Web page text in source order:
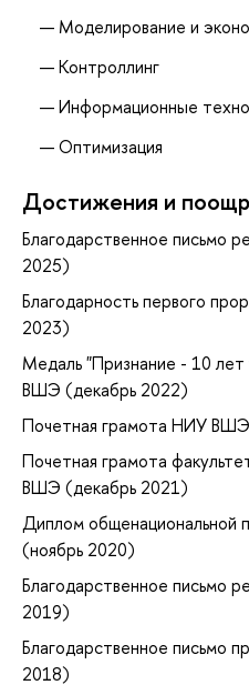
Моделирование и
Контроллинг
Информационные
Оптимизация
Достижения и
Благодарственное письмо
2025)
Благодарность первого
2023)
Медаль "Признание - 10
ВШЭ (декабрь 2022)
Почетная грамота НИУ
Почетная грамота
ВШЭ (декабрь 2021)
Диплом общенациональной
(ноябрь 2020)
Благодарственное письмо
2019)
Благодарственное
2018)